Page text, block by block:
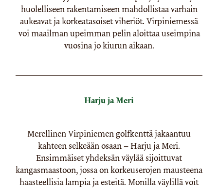
huolelliseen rakentamiseen mahdollistaa varhain
aukeavat ja korkeatasoiset viheriöt. Virpiniemessä
voi maailman upeimman pelin aloittaa useimpina
vuosina jo kiurun aikaan.
Harju ja Meri
Merellinen Virpiniemen golfkenttä jakaantuu
kahteen selkeään osaan – Harju ja Meri.
Ensimmäiset yhdeksän väylää sijoittuvat
kangasmaastoon, jossa on korkeuserojen mausteena
haasteellisia lampia ja esteitä. Monilla väylillä voit